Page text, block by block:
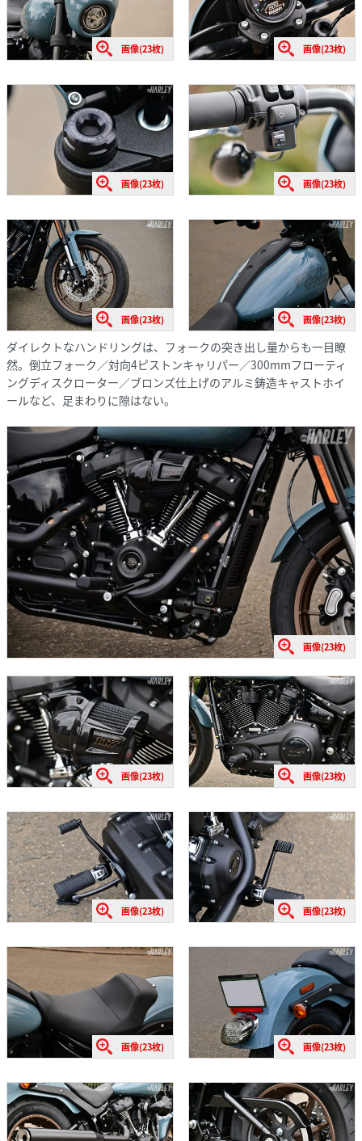
画像(23枚) 画像(23枚)
画像(23枚) 画像(23枚)
画像(23枚) 画像(23枚)
ダイレクトなハンドリングは、フォークの突き出し量からも一目瞭
然。倒立フォーク／対向4ピストンキャリパー／300mmフローティ
ングディスクローター／ブロンズ仕上げのアルミ鋳造キャストホイ
ールなど、足まわりに隙はない。
画像(23枚)
画像(23枚) 画像(23枚)
画像(23枚) 画像(23枚)
画像(23枚) 画像(23枚)